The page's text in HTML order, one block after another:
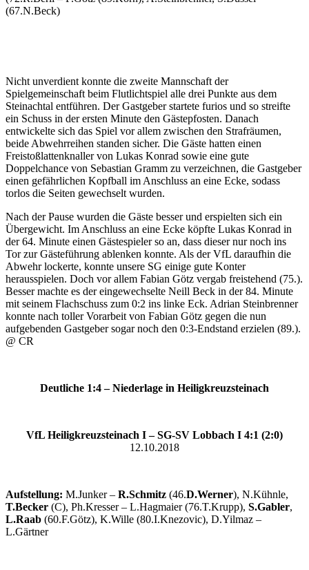
(67.N.Beck)
Nicht unverdient konnte die zweite Mannschaft der
Spielgemeinschaft beim Flutlichtspiel alle drei Punkte aus dem
Steinachtal entführen. Der Gastgeber startete furios und so streifte
ein Schuss in der ersten Minute den Gästepfosten. Danach
entwickelte sich das Spiel vor allem zwischen den Strafräumen,
beide Abwehrreihen standen sicher. Die Gäste hatten einen
Freistoßlattenknaller von Lukas Konrad sowie eine gute
Doppelchance von Sebastian Gramm zu verzeichnen, die Gastgeber
einen gefährlichen Kopfball im Anschluss an eine Ecke, sodass
torlos die Seiten gewechselt wurden.
Nach der Pause wurden die Gäste besser und erspielten sich ein
Übergewicht. Im Anschluss an eine Ecke köpfte Lukas Konrad in
der 64. Minute einen Gästespieler so an, dass dieser nur noch ins
Tor zur Gästeführung ablenken konnte. Als der VfL daraufhin die
Abwehr lockerte, konnte unsere SG einige gute Konter
herausspielen. Doch vor allem Fabian Götz vergab freistehend (75.).
Besser machte es der eingewechselte Neill Beck in der 84. Minute
mit seinem Flachschuss zum 0:2 ins linke Eck. Adrian Steinbrenner
konnte nach toller Vorarbeit von Fabian Götz gegen die nun
aufgebenden Gastgeber sogar noch den 0:3-Endstand erzielen (89.).
@ CR
Deutliche 1:4 – Niederlage in Heiligkreuzsteinach
VfL Heiligkreuzsteinach I – SG-SV Lobbach I 4:1 (2:0)
12.10.2018
Aufstellung: M.Junker – R.Schmitz (46.D.Werner), N.Kühnle,
T.Becker (C), Ph.Kresser – L.Hagmaier (76.T.Krupp), S.Gabler,
L.Raab (60.F.Götz), K.Wille (80.I.Knezovic), D.Yilmaz –
L.Gärtner